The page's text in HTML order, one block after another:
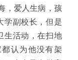
爱人生病，孩
学副校长，但是
生活动，在扫地
认为他没有架